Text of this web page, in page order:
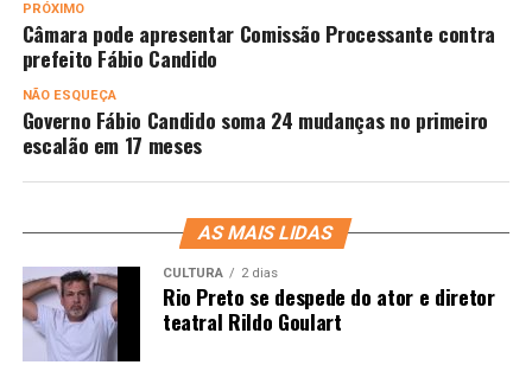
PRÓXIMO
Câmara pode apresentar Comissão Processante contra
prefeito Fábio Candido
NÃO ESQUEÇA
Governo Fábio Candido soma 24 mudanças no primeiro
escalão em 17 meses
AS MAIS LIDAS
CULTURA 2 dias
Rio Preto se despede do ator e diretor
teatral Rildo Goulart